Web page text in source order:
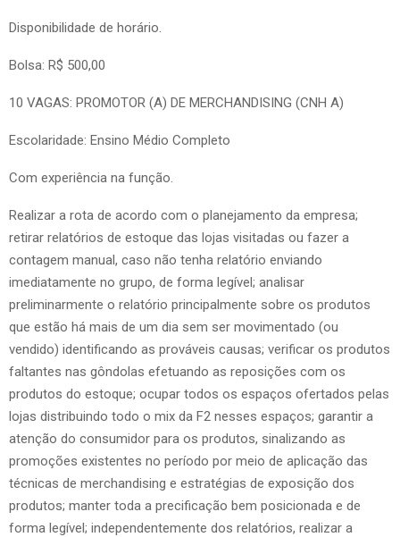
Disponibilidade de horário.
Bolsa: R$ 500,00
10 VAGAS: PROMOTOR (A) DE MERCHANDISING (CNH A)
Escolaridade: Ensino Médio Completo
Com experiência na função.
Realizar a rota de acordo com o planejamento da empresa;
retirar relatórios de estoque das lojas visitadas ou fazer a
contagem manual, caso não tenha relatório enviando
imediatamente no grupo, de forma legível; analisar
preliminarmente o relatório principalmente sobre os produtos
que estão há mais de um dia sem ser movimentado (ou
vendido) identificando as prováveis causas; verificar os produtos
faltantes nas gôndolas efetuando as reposições com os
produtos do estoque; ocupar todos os espaços ofertados pelas
lojas distribuindo todo o mix da F2 nesses espaços; garantir a
atenção do consumidor para os produtos, sinalizando as
promoções existentes no período por meio de aplicação das
técnicas de merchandising e estratégias de exposição dos
produtos; manter toda a precificação bem posicionada e de
forma legível; independentemente dos relatórios, realizar a